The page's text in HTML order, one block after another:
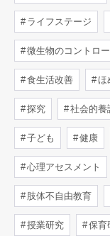
ライフステージ
微生物のコントロ
食生活改善 ほ
探究 社会的養
子ども 健康
心理アセスメント
肢体不自由教育
授業研究 保育